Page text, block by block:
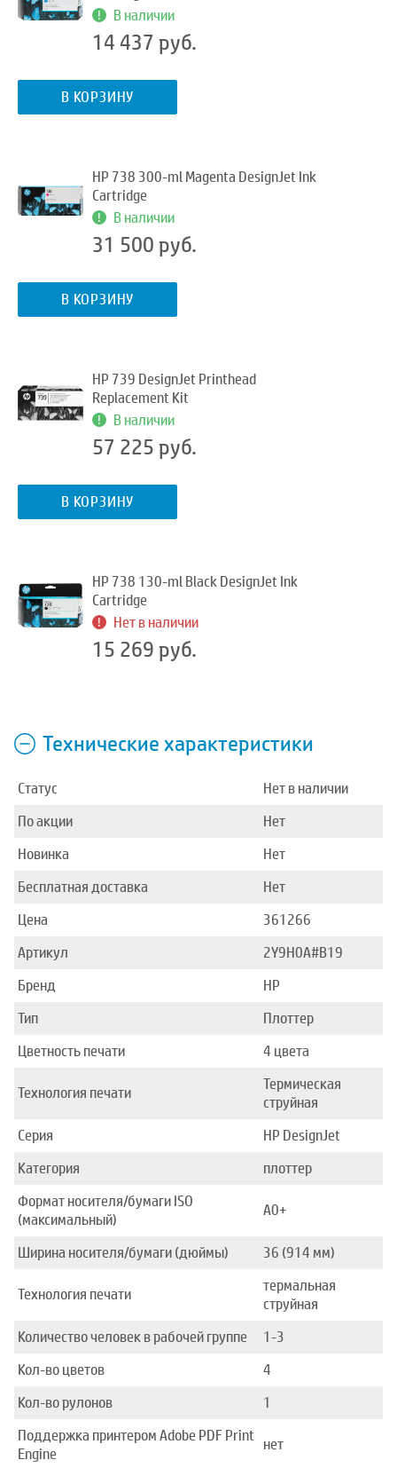
В наличии
14 437 руб.
В КОРЗИНУ
HP 738 300-ml Magenta DesignJet Ink
Cartridge
В наличии
31 500 руб.
В КОРЗИНУ
HP 739 DesignJet Printhead
Replacement Kit
В наличии
57 225 руб.
В КОРЗИНУ
HP 738 130-ml Black DesignJet Ink
Cartridge
Нет в наличии
15 269 руб.
Технические характеристики
Статус
Нет в наличии
По акции
Нет
Новинка
Нет
Бесплатная доставка
Нет
Цена
361266
Артикул
2Y9H0A#B19
Бренд
HP
Тип
Плоттер
Цветность печати
4 цвета
Технология печати
Термическая
струйная
Серия
HP DesignJet
Категория
плоттер
Формат носителя/бумаги ISO
(максимальный)
A0+
Ширина носителя/бумаги (дюймы) 36 (914 мм)
Технология печати
термальная
струйная
Количество человек в рабочей группе
1-3
Кол-во цветов
4
Кол-во рулонов
1
Поддержка принтером Adobe PDF Print
Engine
нет